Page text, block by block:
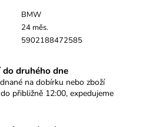
BMW
24 měs.
5902188472585
do druhého dne
na dobírku nebo zboží
přibližně 12:00, expedujeme